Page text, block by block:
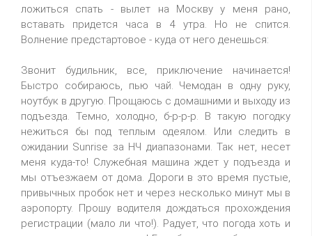
ложиться спать - вылет на Москву у меня рано,
вставать придется часа в 4 утра. Но не спится.
Волнение предстартовое - куда от него денешься:
Звонит будильник, все, приключение начинается!
Быстро собираюсь, пью чай. Чемодан в одну руку,
ноутбук в другую. Прощаюсь с домашними и выходу из
подъезда. Темно, холодно, б-р-р-р. В такую погодку
нежиться бы под теплым одеялом. Или следить в
ожидании Sunrise за НЧ диапазонами. Так нет, несет
меня куда-то! Служебная машина ждет у подъезда и
мы отъезжаем от дома. Дороги в это время пустые,
привычных пробок нет и через несколько минут мы в
аэропорту. Прошу водителя дождаться прохождения
регистрации (мало ли что!). Радует, что погода хоть и